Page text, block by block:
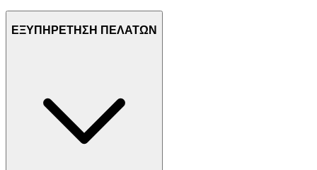
ΕΞΥΠΗΡΕΤΗΣΗ ΠΕΛΑΤΩΝ